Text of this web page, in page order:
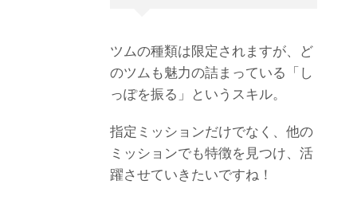
ツムの種類は限定されますが、ど
のツムも魅力の詰まっている「し
っぽを振る」というスキル。
指定ミッションだけでなく、他の
ミッションでも特徴を見つけ、活
躍させていきたいですね！